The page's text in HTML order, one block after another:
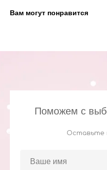
Вам могут понравится
Поможем с
Оставьте